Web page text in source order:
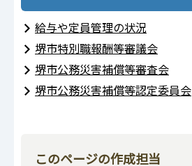
給与や定員管理の状況
堺市特別職報酬等審議会
堺市公務災害補償等審査会
堺市公務災害補償等認定委員会
このページの作成担当